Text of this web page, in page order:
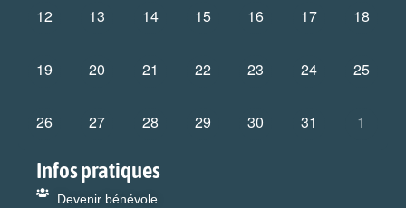
12 13 14 15 16 17 18
19 20 21 22 23 24 25
26 27 28 29 30 31 1
Infos pratiques
Devenir bénévole